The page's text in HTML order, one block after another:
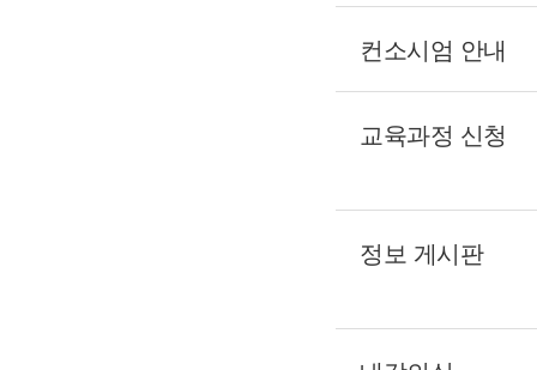
컨소시엄 안내
교육과정 신청
정보 게시판